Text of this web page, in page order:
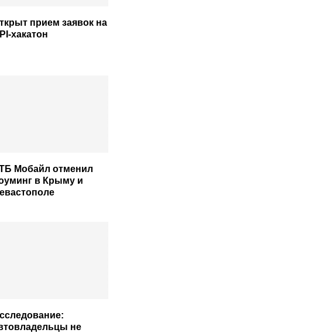
прием заявок на
хакатон
Мобайл отменил
в Крыму и
не